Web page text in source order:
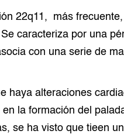
22q11, más
caracteriza por una
con una serie de
haya alteraciones
la formación del
se ha visto que tieen